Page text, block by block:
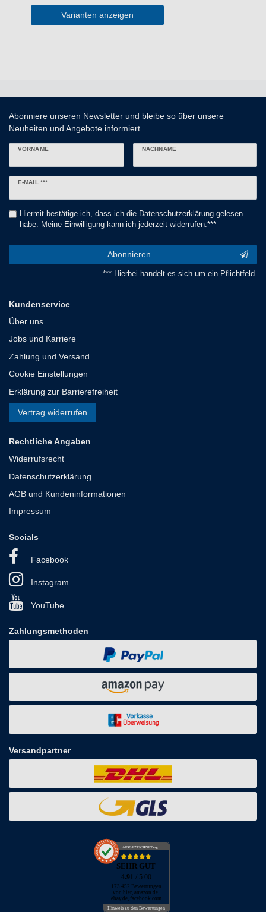
Varianten anzeigen
Abonniere unseren Newsletter und bleibe so über unsere
Neuheiten und Angebote informiert.
VORNAME NACHNAME
E-MAIL ***
Newsletter
Hiermit bestätige ich, dass ich die Daten­schutz­erklärunggelesen
habe. Meine Einwilligung kann ich jederzeit widerrufen.***
Abonnieren
*** Hierbei handelt es sich um ein Pflichtfeld.
Kundenservice
Über uns
Jobs und Karriere
Zahlung und Versand
Cookie Einstellungen
Erklärung zur Barrierefreiheit
Vertrag widerrufen
Rechtliche Angaben
Widerrufsrecht
Datenschutzerklärung
AGB und Kundeninformationen
Impressum
Socials
Facebook
Instagram
YouTube
Zahlungsmethoden
Versandpartner
AUSGEZEICHNET.org
SEHR GUT
4.91 / 5.00
173.452 Bewertungen
von hier, amazon.de,
ebay.de, facebook.com
Hinweis zu den Bewertungen